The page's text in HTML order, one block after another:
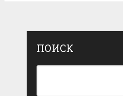
ПОИСК